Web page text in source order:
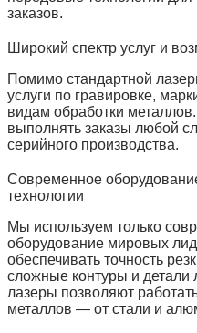
заказов.
Широкий спектр услуг и
Помимо стандартной
услуги по гравировке,
видам обработки
выполнять заказы любой
серийного производства.
Современное
технологии
Мы используем только
оборудование мировых
обеспечивать точность
сложные контуры и
лазеры позволяют
металлов — от стали и